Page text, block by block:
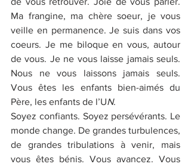
Ma frangine, ma chère soeur, je vous
veille en permanence. Je suis dans vos
coeurs. Je me biloque en vous, autour
de vous. Je ne vous laisse jamais seuls.
Nous ne vous laissons jamais seuls.
Vous êtes les enfants bien-aimés du
Père, les enfants de l’UN.
Soyez confiants. Soyez persévérants. Le
monde change. De grandes turbulences,
de grandes tribulations à venir, mais
vous êtes bénis. Vous avancez. Vous